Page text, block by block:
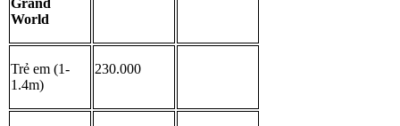
Grand
World
Trẻ em (1-
1.4m)
230.000